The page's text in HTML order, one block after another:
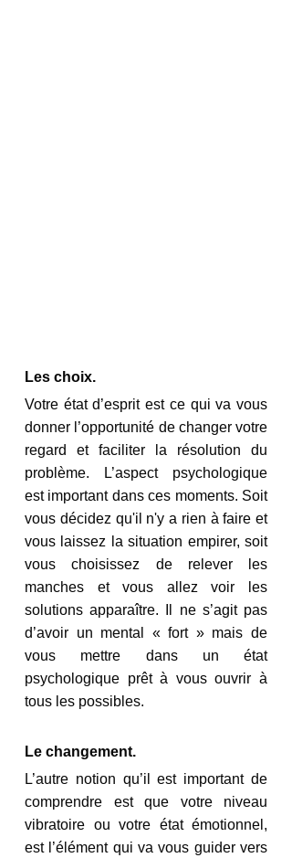
Les choix.
Votre état d’esprit est ce qui va vous
donner l’opportunité de changer votre
regard et faciliter la résolution du
problème. L’aspect psychologique
est important dans ces moments. Soit
vous décidez qu'il n'y a rien à faire et
vous laissez la situation empirer, soit
vous choisissez de relever les
manches et vous allez voir les
solutions apparaître. Il ne s’agit pas
d’avoir un mental « fort » mais de
vous mettre dans un état
psychologique prêt à vous ouvrir à
tous les possibles.
Le changement.
L’autre notion qu’il est important de
comprendre est que votre niveau
vibratoire ou votre état émotionnel,
est l’élément qui va vous guider vers